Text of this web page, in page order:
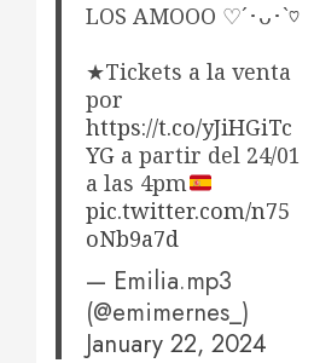
LOS AMOOO ♡´･ᴗ･`♡
★Tickets a la venta
por
https://t.co/yJiHGiTc
YG a partir del 24/01
a las 4pm
pic.twitter.com/n75
oNb9a7d
— Emilia.mp3
(@emimernes_)
January 22, 2024